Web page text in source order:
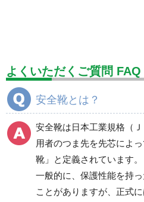
設備用品・作業補助用品 工
分煙対策機器
電気保守用品 ワイパー
防災グッズ（防災セット）
健康管理器具 季節商品
商品カテゴリ一覧
よくいただくご質問 FAQ
安全靴とは？
安全靴は日本工業規格（
用者のつま先を先芯によ
靴」と定義されています。
一般的に、保護性能を持
ことがありますが、正式